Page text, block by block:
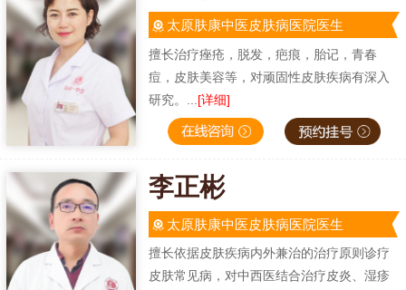
太原肤康中医皮肤病医院医生
擅长治疗痤疮，脱发，疤痕，胎记，青春
痘，皮肤美容等，对顽固性皮肤疾病有深入
研究。... [详细]
李正彬
太原肤康中医皮肤病医院医生
擅长依据皮肤疾病内外兼治的治疗原则诊疗
皮肤常见病，对中西医结合治疗皮炎、湿疹